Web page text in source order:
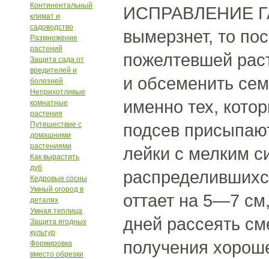
Континентальный
климат и
садоводство
Размножение
растений
Защита сада от
вредителей и
болезней
Неприхотливые
комнатные
растения
Путешествие с
домашними
растениями
Как вырастить
дуб
Кедровые сосны
Умный огород в
деталях
Умная теплица
Защита ягодных
культур
Формировка
вместо обрезки
ИСПРАВЛЕНИЕ
вымерзнет, то
пожелтевшей
и обсеменить
именно тех,
подсев
лейки с мелким
оттает на 5—7
дней рассеять
получения